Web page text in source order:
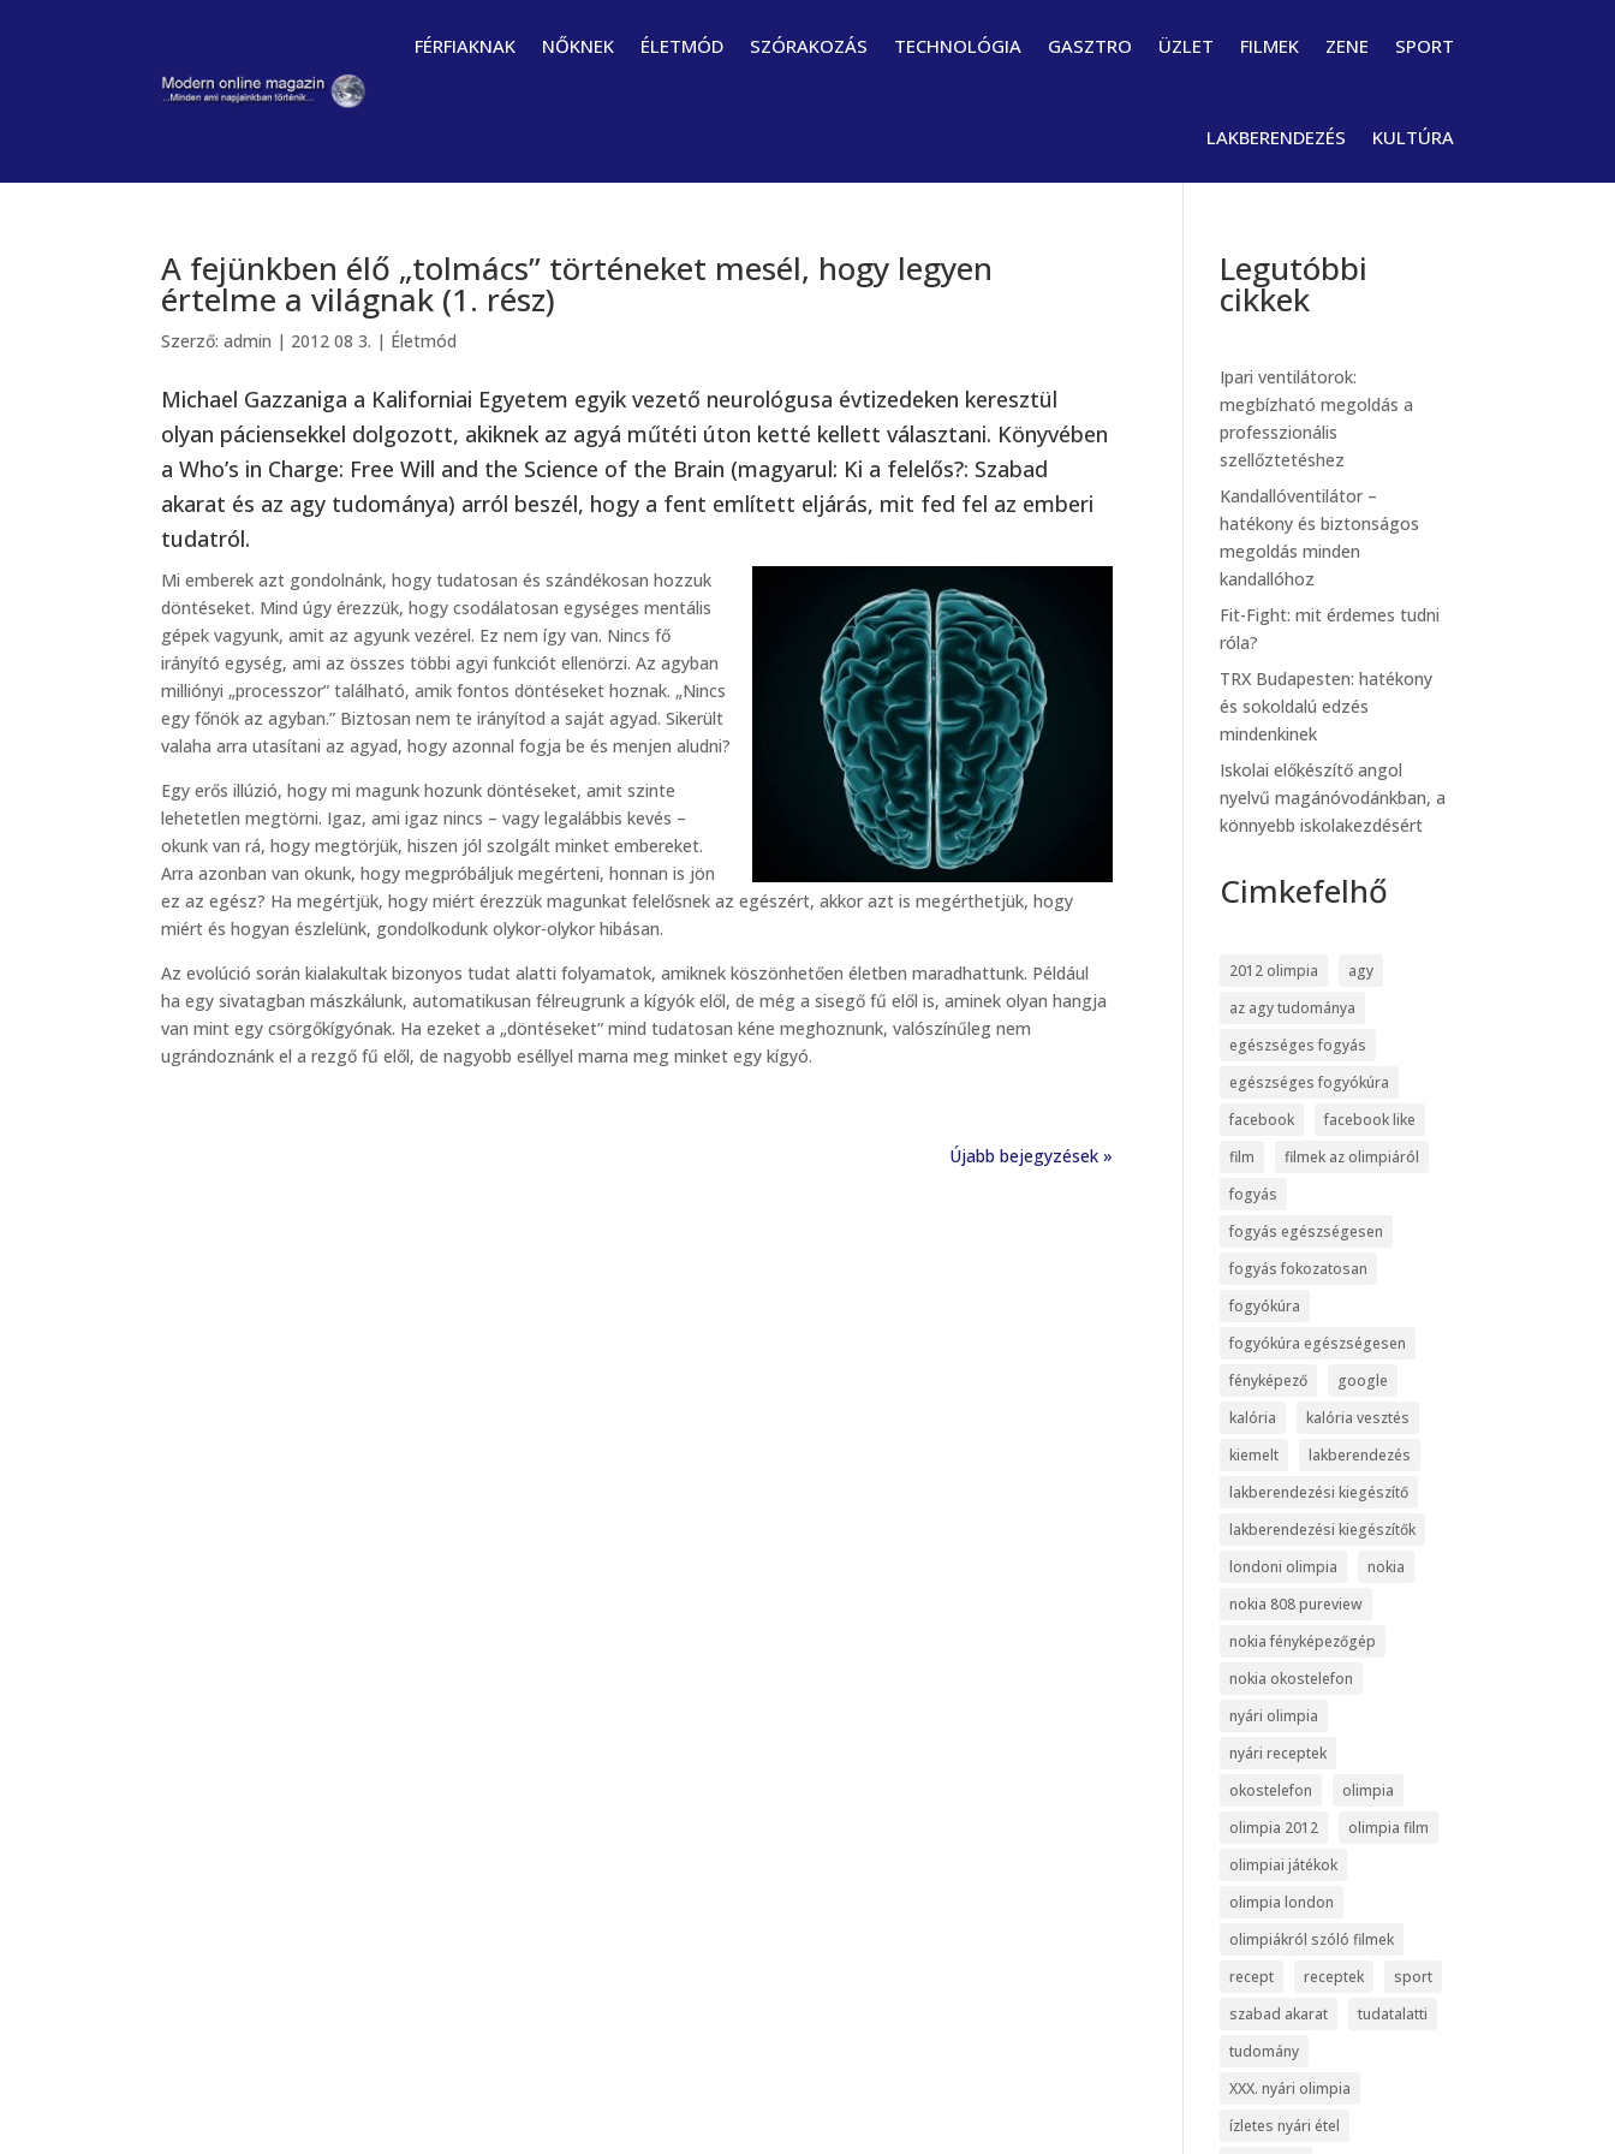
FÉRFIAKNAK NŐKNEK ÉLETMÓD SZÓRAKOZÁS TECHNOLÓGIA GASZTRO ÜZLET FILMEK ZENE SPORT
LAKBERENDEZÉS KULTÚRA
A fejünkben élő „tolmács” történeket mesél, hogy legyen
értelme a világnak (1. rész)
Szerző:admin | 2012 08 3. | Életmód
Michael Gazzaniga a Kaliforniai Egyetem egyik vezető neurológusa évtizedeken keresztül
olyan páciensekkel dolgozott, akiknek az agyá műtéti úton ketté kellett választani. Könyvében
a Who’s in Charge: Free Will and the Science of the Brain (magyarul: Ki a felelős?: Szabad
akarat és az agy tudománya) arról beszél, hogy a fent említett eljárás, mit fed fel az emberi
tudatról.
Mi emberek azt gondolnánk, hogy tudatosan és szándékosan hozzuk
döntéseket. Mind úgy érezzük, hogy csodálatosan egységes mentális
gépek vagyunk, amit az agyunk vezérel. Ez nem így van. Nincs fő
irányító egység, ami az összes többi agyi funkciót ellenörzi. Az agyban
milliónyi „processzor” található, amik fontos döntéseket hoznak. „Nincs
egy főnök az agyban.” Biztosan nem te irányítod a saját agyad. Sikerült
valaha arra utasítani az agyad, hogy azonnal fogja be és menjen aludni?
Egy erős illúzió, hogy mi magunk hozunk döntéseket, amit szinte
lehetetlen megtörni. Igaz, ami igaz nincs – vagy legalábbis kevés –
okunk van rá, hogy megtörjük, hiszen jól szolgált minket embereket.
Arra azonban van okunk, hogy megpróbáljuk megérteni, honnan is jön
ez az egész? Ha megértjük, hogy miért érezzük magunkat felelősnek az egészért, akkor azt is megérthetjük, hogy
miért és hogyan észlelünk, gondolkodunk olykor-olykor hibásan.
Az evolúció során kialakultak bizonyos tudat alatti folyamatok, amiknek köszönhetően életben maradhattunk. Például
ha egy sivatagban mászkálunk, automatikusan félreugrunk a kígyók elől, de még a sisegő fű elől is, aminek olyan hangja
van mint egy csörgőkígyónak. Ha ezeket a „döntéseket” mind tudatosan kéne meghoznunk, valószínűleg nem
ugrándoznánk el a rezgő fű elől, de nagyobb eséllyel marna meg minket egy kígyó.
Újabb bejegyzések »
Legutóbbi
cikkek
Ipari ventilátorok:
megbízható megoldás a
professzionális
szellőztetéshez
Kandallóventilátor –
hatékony és biztonságos
megoldás minden
kandallóhoz
Fit-Fight: mit érdemes tudni
róla?
TRX Budapesten: hatékony
és sokoldalú edzés
mindenkinek
Iskolai előkészítő angol
nyelvű magánóvodánkban, a
könnyebb iskolakezdésért
Cimkefelhő
2012 olimpia
agy
az agy tudománya
egészséges fogyás
egészséges fogyókúra
facebook
facebook like
film
filmek az olimpiáról
fogyás
fogyás egészségesen
fogyás fokozatosan
fogyókúra
fogyókúra egészségesen
fényképező
google
kalória
kalória vesztés
kiemelt
lakberendezés
lakberendezési kiegészítő
lakberendezési kiegészítők
londoni olimpia
nokia
nokia 808 pureview
nokia fényképezőgép
nokia okostelefon
nyári olimpia
nyári receptek
okostelefon
olimpia
olimpia 2012
olimpia film
olimpiai játékok
olimpia london
olimpiákról szóló filmek
recept
receptek
sport
szabad akarat
tudatalatti
tudomány
XXX. nyári olimpia
ízletes nyári étel